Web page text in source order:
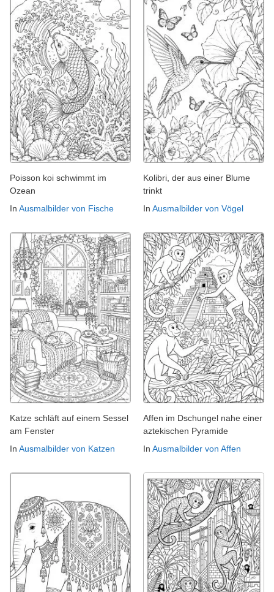
Poisson koi schwimmt im
Ozean
In Ausmalbilder von Fische
Kolibri, der aus einer Blume
trinkt
In Ausmalbilder von Vögel
Katze schläft auf einem Sessel
am Fenster
In Ausmalbilder von Katzen
Affen im Dschungel nahe einer
aztekischen Pyramide
In Ausmalbilder von Affen